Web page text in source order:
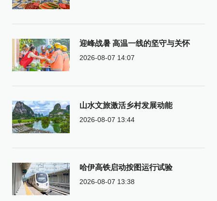
迎峰战暑 高温一线的坚守与关怀
2026-08-07 14:07
山水文旅激活乡村发展动能
2026-08-07 13:44
哈伊高铁启动按图运行试验
2026-08-07 13:38